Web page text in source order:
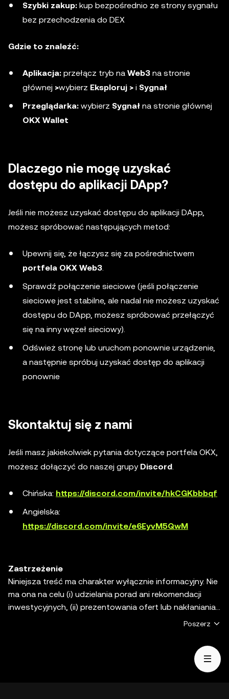
Szybki zakup: kup bezpośrednio ze strony sygnału
bez przechodzenia do DEX
Gdzie to znaleźć:
Aplikacja: przełącz tryb na Web3 na stronie
głównej >wybierz Eksploruj > i Sygnał
Przeglądarka: wybierz Sygnał na stronie głównej
OKX Wallet
Dlaczego nie mogę uzyskać
dostępu do aplikacji DApp?
Jeśli nie możesz uzyskać dostępu do aplikacji DApp,
możesz spróbować następujących metod:
Upewnij się, że łączysz się za pośrednictwem
portfela OKX Web3.
Sprawdź połączenie sieciowe (jeśli połączenie
sieciowe jest stabilne, ale nadal nie możesz uzyskać
dostępu do DApp, możesz spróbować przełączyć
się na inny węzeł sieciowy).
Odśwież stronę lub uruchom ponownie urządzenie,
a następnie spróbuj uzyskać dostęp do aplikacji
ponownie
Skontaktuj się z nami
Jeśli masz jakiekolwiek pytania dotyczące portfela OKX,
możesz dołączyć do naszej grupy Discord.
Chińska: https://discord.com/invite/hkCGKbbbqf
Angielska:
https://discord.com/invite/e6EyvM5QwM
Zastrzeżenie
Niniejsza treść ma charakter wyłącznie informacyjny. Nie
ma ona na celu (i) udzielania porad ani rekomendacji
inwestycyjnych, (ii) prezentowania ofert lub nakłaniania
do kupna, sprzedaży lub przechowywania aktywów
prawnych lub podatkowych. Aktywa cyfrowe, w tym
stablecoiny i NFT, podlegają zmienności rynkowej, wiążą
Poszerz